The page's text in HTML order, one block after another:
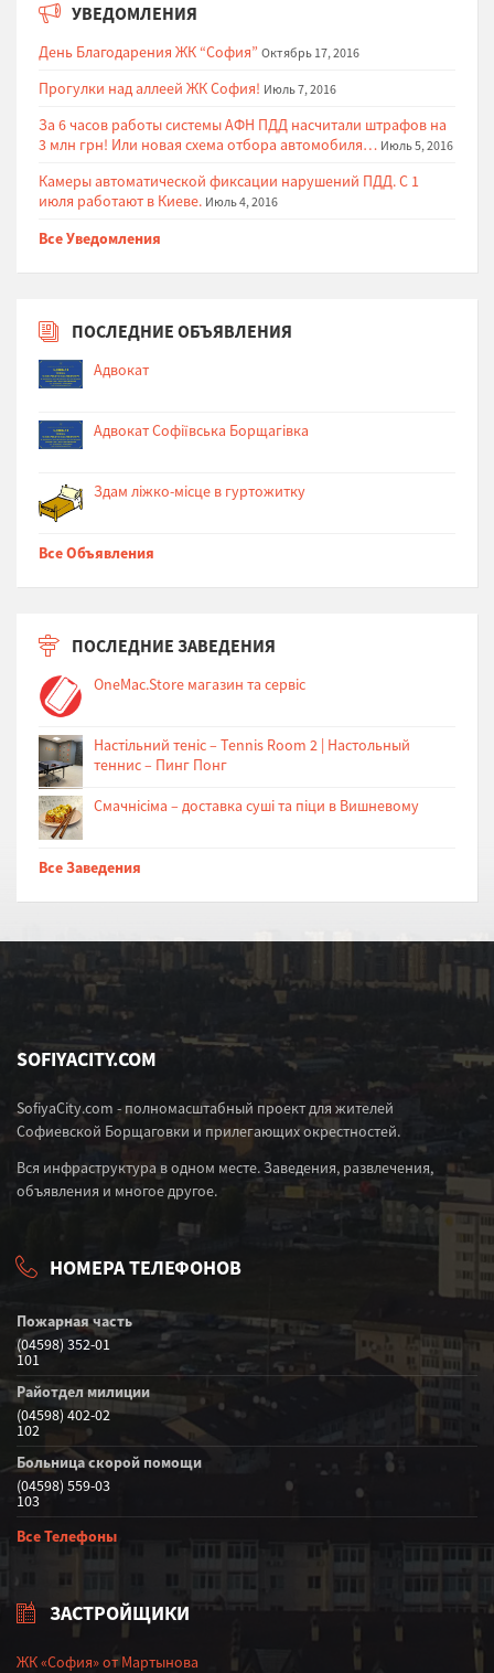
УВЕДОМЛЕНИЯ
День Благодарения ЖК “София” Октябрь 17, 2016
Прогулки над аллеей ЖК София! Июль 7, 2016
За 6 часов работы системы АФН ПДД насчитали штрафов на
3 млн грн! Или новая схема отбора автомобиля… Июль 5, 2016
Камеры автоматической фиксации нарушений ПДД. С 1
июля работают в Киеве. Июль 4, 2016
Все Уведомления
ПОСЛЕДНИЕ ОБЪЯВЛЕНИЯ
Адвокат
Адвокат Софіївська Борщагівка
Здам ліжко-місце в гуртожитку
Все Объявления
ПОСЛЕДНИЕ ЗАВЕДЕНИЯ
OneMac.Store магазин та сервіс
Настільний теніс – Tennis Room 2 | Настольный
теннис – Пинг Понг
Cмачнісіма – доставка суші та піци в Вишневому
Все Заведения
SOFIYACITY.COM
SofiyaCity.com - полномасштабный проект для жителей
Софиевской Борщаговки и прилегающих окрестностей.
Вся инфраструктура в одном месте. Заведения, развлечения,
объявления и многое другое.
НОМЕРА ТЕЛЕФОНОВ
Пожарная часть
(04598) 352-01
101
Райотдел милиции
(04598) 402-02
102
Больница скорой помощи
(04598) 559-03
103
Все Телефоны
ЗАСТРОЙЩИКИ
ЖК «София» от Мартынова